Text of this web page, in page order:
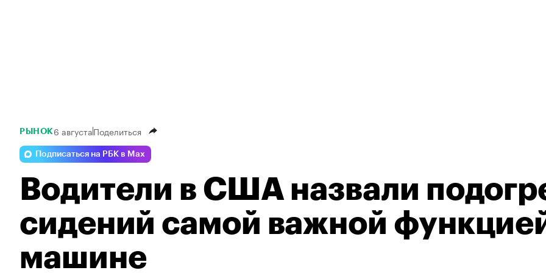
РЫНОК 6 августаПоделиться
Подписаться на РБК в Max
Водители в США назвали
сидений самой важной
машине